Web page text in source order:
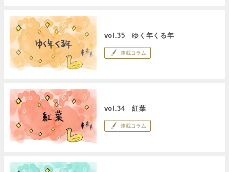
vol.35 ゆく年くる年
連載コラム
vol.34 紅葉
連載コラム